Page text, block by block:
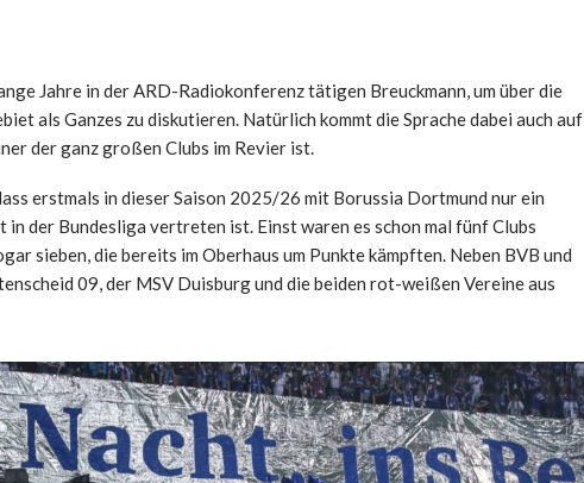
Jahre in der ARD-Radiokonferenz tätigen Breuckmann, um über die
als Ganzes zu diskutieren. Natürlich kommt die Sprache dabei auch auf
der ganz großen Clubs im Revier ist.
erstmals in dieser Saison 2025/26 mit Borussia Dortmund nur ein
in der Bundesliga vertreten ist. Einst waren es schon mal fünf Clubs
sieben, die bereits im Oberhaus um Punkte kämpften. Neben BVB und
09, der MSV Duisburg und die beiden rot-weißen Vereine aus